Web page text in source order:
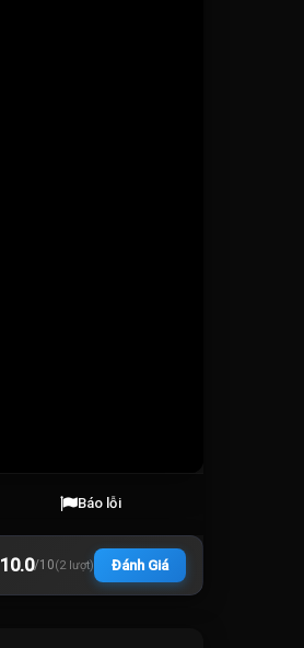
Báo lỗi
10.0/10(2 lượt) Đánh Giá